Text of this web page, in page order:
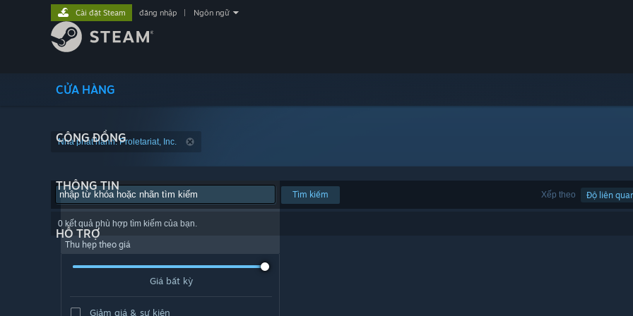
CỬA HÀNG
CỘNG ĐỒNG
THÔNG TIN
HỖ TRỢ
Cài đặt Steam đăng nhập Ngôn ngữ
Nhà phát hành: Proletariat, Inc.
Xếp theo Độ liên
Tìm kiếm
0 kết quả phù hợp tìm kiếm của bạn.
Thu hẹp theo giá
Giá bất kỳ
Giảm giá & sự kiện